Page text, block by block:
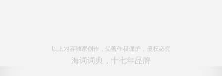
以上内容独家创作，受著作权保护，侵权必究
海词词典，十七年品牌